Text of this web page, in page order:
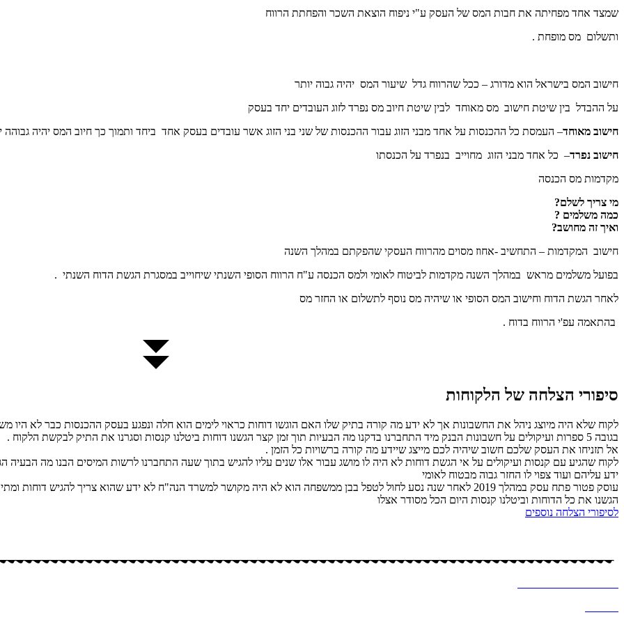
שמצד אחד מפחיתה את חבות המס של העסק ע"י ניפוח הוצאת השכר והפחתת הרווח
ותשלום מס מופחת .
חישוב המס בישראל הוא מדורג – ככל שהרווח גדל שיעור המס יהיה גבוה יותר
על ההבדל בין שיטת חישוב מס מאוחד לבין שיטת חיוב מס נפרד לזוג העובדים יחד בעסק
חישוב מאוחד– העמסת כל ההכנסות על אחד מבני הזוג עבור ההכנסות של שני בני הזוג אשר עובדים בעסק אחד ביחד ותמוך כך חיוב המס יהיה גבוהה
חישוב נפרד– כל אחד מבני הזוג מחוייב בנפרד על הכנסתו
מקדמות מס הכנסה
מי צריך לשלם?
כמה משלמים ?
ואיך זה מחושב?
חישוב המקדמות – התחשיב -אחוז מסוים מהרווח העסקי שהפקתם במהלך השנה
בפועל משלמים מראש במהלך השנה מקדמות לביטוח לאומי ולמס הכנסה ע"ח הרווח הסופי השנתי שיחוייב במסגרת הגשת הדוח השנתי .
לאחר הגשת הדוח וחישוב המס הסופי או שיהיה מס נוסף לתשלום או החזר מס
בהתאמה עפ'י הרווח בדוח .
סיפורי הצלחה של הלקוחות
לקוח שלא היה מיוצג ניהל את החשבונות אך לא ידע מה קורה בתיק שלו האם הוגשו דוחות כראוי לימים הוא חלה ונפגע בעסק ההכנסות כבר לא היו
בגובה 5 ספרות ועיקולים על חשבונות הבנק מיד התחברנו בדקנו מה הבעיות תוך זמן קצר הגשנו דוחות ביטלנו קנסות וסגרנו את התיק לבקשת הלקוח .
אל תזניחו את העסק שלכם חשוב שיהיה לכם מייצג שיידע מה קורה ברשויות כל הזמן .
ידע עליהם ועוד צפוי לו החזר גבוה מבטוח לאומי
עוסק פטור פתח עסק במהלך 2019 לאחר שנה נסע לחול לטפל בבן ממשפחה הוא לא היה מקושר למשרד הנה"ח לא ידע שהוא צריך
הגשנו את כל הדוחות וביטלנו קנסות היום הכל מסודר אצלו
לסיפורי הצלחה נוספים